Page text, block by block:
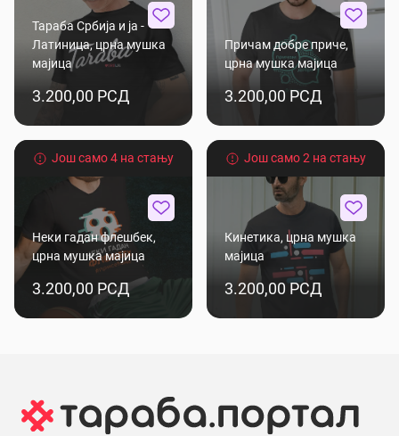
Тараба Србија и ја -
Латиница, црна мушка
мајица
3.200,00 РСД
Причам добре приче,
црна мушка мајица
3.200,00 РСД
Још само 4 на стању
Неки гадан флешбек,
црна мушка мајица
3.200,00 РСД
Још само 2 на стању
Кинетика, црна мушка
мајица
3.200,00 РСД